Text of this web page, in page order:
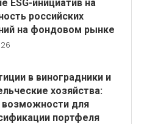
ESG-инициатив на
российских
на фондовом рынке
в виноградники и
хозяйства:
для
портфеля